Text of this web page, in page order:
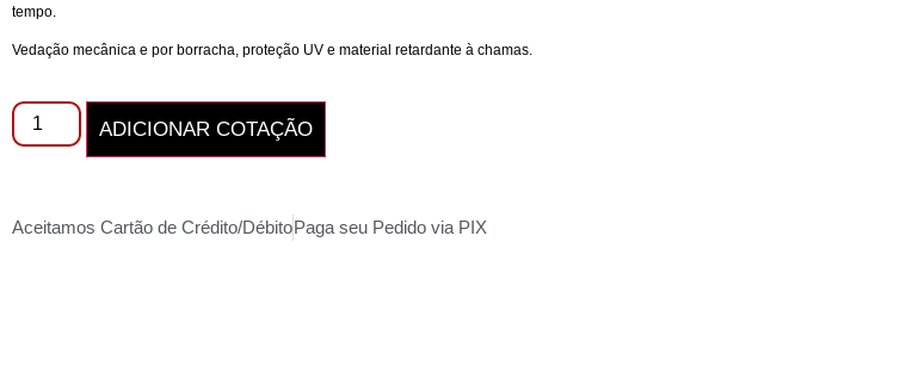
tempo.
Vedação mecânica e por borracha, proteção UV e material retardante à chamas.
ADICIONAR COTAÇÃO
Aceitamos Cartão de Crédito/DébitoPaga seu Pedido via PIX